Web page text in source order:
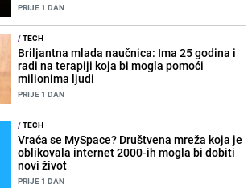
PRIJE 1 DAN
/TECH
Briljantna mlada naučnica: Ima 25 godina i
radi na terapiji koja bi mogla pomoći
milionima ljudi
PRIJE 1 DAN
/TECH
Vraća se MySpace? Društvena mreža koja je
oblikovala internet 2000-ih mogla bi dobiti
novi život
PRIJE 1 DAN